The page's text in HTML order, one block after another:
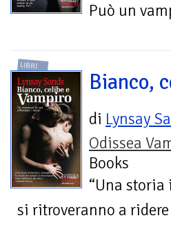
Può un
LIBRI
Bianco,
di Lynsay
Odissea
Books
“Una
si ritroveranno a